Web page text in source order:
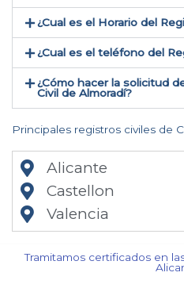
¿Cual es el Horario del
¿Cual es el teléfono del
¿Cómo hacer la solicitud
Civil de Almoradí​?
Principales registros civiles de
Alicante
Castellon
Valencia
Tramitamos certificados en